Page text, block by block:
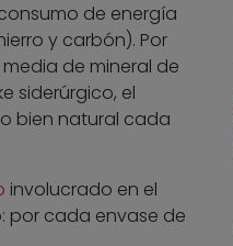
de energía
y carbón). Por
de mineral de
siderúrgico, el
bien natural cada
involucrado en el
por cada envase de